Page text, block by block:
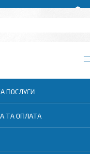
ПОСЛУГИ
ТА ОПЛАТА